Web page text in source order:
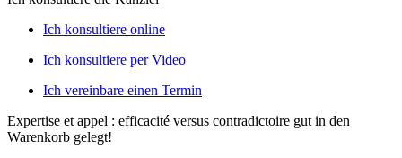
Ich konsultiere online
Ich konsultiere per Video
Ich vereinbare einen Termin
Expertise et appel : efficacité versus contradictoire gut in den
Warenkorb gelegt!